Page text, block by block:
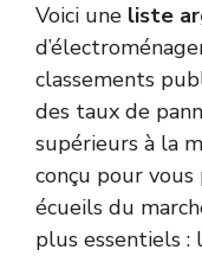
Voici une liste
classements
des taux de
supérieurs à la
conçu pour
écueils du
plus essentiels :